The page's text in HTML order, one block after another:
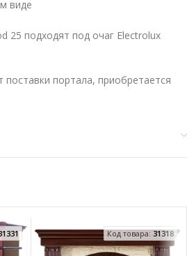
виде
25 подходят под очаг Electrolux
поставки портала, приобретается
Код товара: 31318